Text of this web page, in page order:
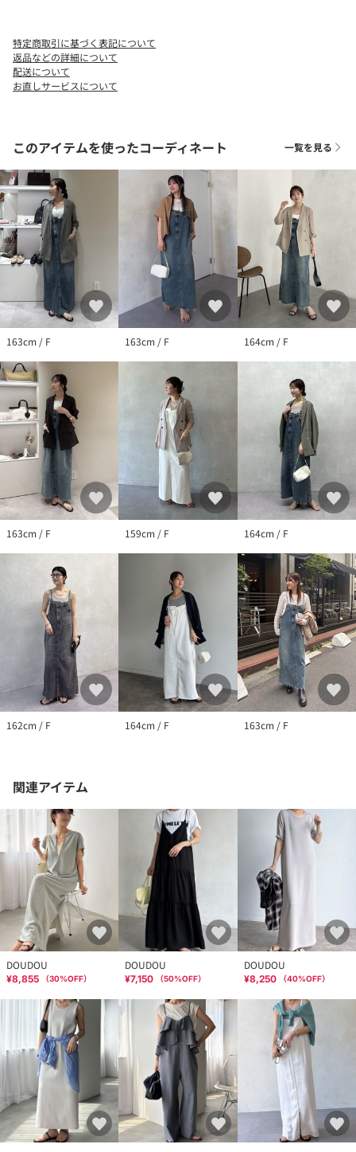
〈 商品のお気に入り登録 〉
お気に入りアイテムのお値下げ・再入荷・在庫ラスト1点など通知
を受けることができます。
DOUDOUの新商品や再入荷、セール、クーポン配布などお得な情
報を受けることができます。
--------------------------------------
※生産の都合上、お届け時期が前後する場合がございます。
※掲載画像の商品の色味は、 撮影場所や光の当たり具合などによ
り色味が異なって見える場合がございます。
また、お客様のお使いのPC・スマートフォン等のモニター環境
などにより色味が異なって見える場合がございます。予めご了承
の上ご注文ください。
※着用、お取り扱いの際は、商品についている品質表示とアテン
ションタグを必ずご確認下さい。
特定商取引に基づく表記について
返品などの詳細について
配送について
お直しサービスについて
このアイテムを使ったコーディネート 一覧を見る
163cm / F 163cm / F 164cm / F
163cm / F 159cm / F 164cm / F
162cm / F 164cm / F 163cm / F
関連アイテム
DOUDOU
¥8,855 （30%OFF）
DOUDOU
¥7,150 （50%OFF）
DOUDOU
¥8,250 （40%OFF）